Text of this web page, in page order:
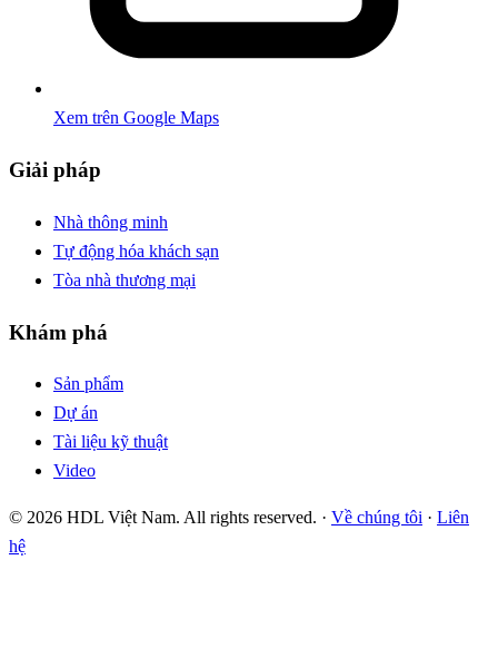
Xem trên Google Maps
Giải pháp
Nhà thông minh
Tự động hóa khách sạn
Tòa nhà thương mại
Khám phá
Sản phẩm
Dự án
Tài liệu kỹ thuật
Video
© 2026 HDL Việt Nam. All rights reserved. · Về chúng tôi · Liên
hệ